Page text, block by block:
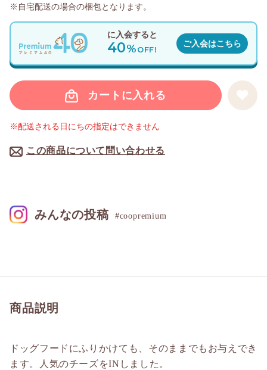
カートに入れる
この商品について問い合わせる
※配送される日にちの指定はできません
に入会すると
40%OFF!
ご入会はこちら
※自宅配送の場合の梱包となります。
商品説明
ドッグフードにふりかけても、そのままでもお与えでき
ます。人気のチーズをINしました。
みんなの投稿 #coopremium